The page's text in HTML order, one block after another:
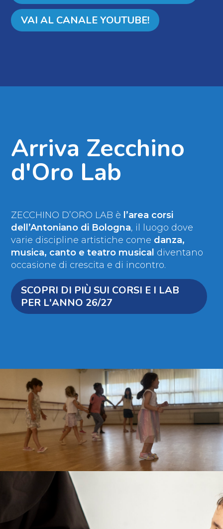
VAI AL CANALE YOUTUBE!
Arriva Zecchino
d'Oro Lab
ZECCHINO D’ORO LAB è l’area corsi
dell’Antoniano di Bologna, il luogo dove
varie discipline artistiche come danza,
musica, canto e teatro musical diventano
occasione di crescita e di incontro.
SCOPRI DI PIÙ SUI CORSI E I LAB
PER L'ANNO 26/27